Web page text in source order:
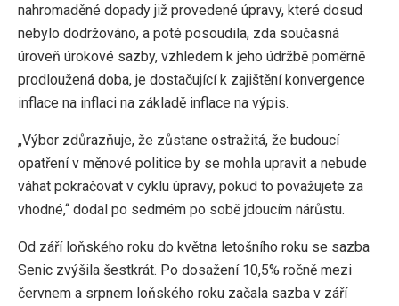
nahromaděné dopady již provedené úpravy, které dosud
nebylo dodržováno, a poté posoudila, zda současná
úroveň úrokové sazby, vzhledem k jeho údržbě poměrně
prodloužená doba, je dostačující k zajištění konvergence
inflace na inflaci na základě inflace na výpis.
„Výbor zdůrazňuje, že zůstane ostražitá, že budoucí
opatření v měnové politice by se mohla upravit a nebude
váhat pokračovat v cyklu úpravy, pokud to považujete za
vhodné,“ dodal po sedmém po sobě jdoucím nárůstu.
Od září loňského roku do května letošního roku se sazba
Senic zvýšila šestkrát. Po dosažení 10,5% ročně mezi
červnem a srpnem loňského roku začala sazba v září